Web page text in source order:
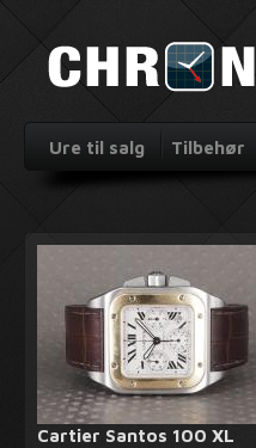
Ure til salg Tilbehør
Cartier Santos 100 XL